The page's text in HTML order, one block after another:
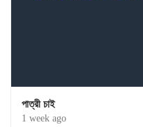
পাত্রী চাই
1 week ago